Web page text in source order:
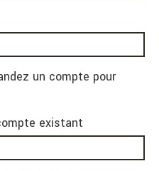
un compte pour
existant